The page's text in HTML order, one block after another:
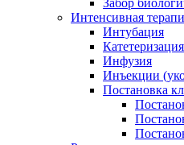
Забор
Интенсивная
Интубация
Инфузия
Инъекции
Постановка